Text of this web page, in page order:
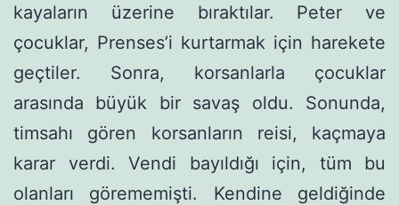
kayaların üzerine bıraktılar. Peter ve
çocuklar, Prenses’i kurtarmak için harekete
geçtiler. Sonra, korsanlarla çocuklar
arasında büyük bir savaş oldu. Sonunda,
timsahı gören korsanların reisi, kaçmaya
karar verdi. Vendi bayıldığı için, tüm bu
olanları görememişti. Kendine geldiğinde